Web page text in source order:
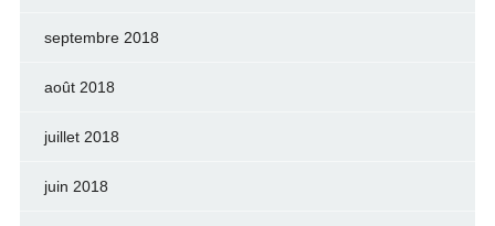
septembre 2018
août 2018
juillet 2018
juin 2018